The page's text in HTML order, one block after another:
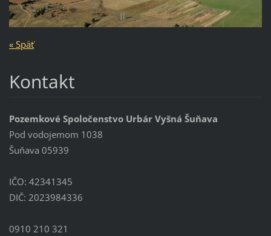
« Späť
Kontakt
Pozemkové Spoločenstvo Urbár Vyšná Šuňava
Pod vodojemom 1038
Šuňava 05939
IČO: 42341345
DIČ: 2023984336
0910 210 321